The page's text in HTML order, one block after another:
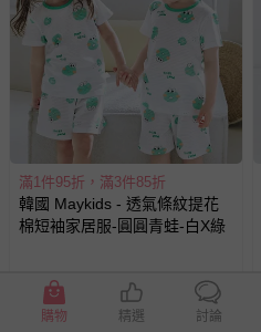
滿1件95折，滿3件85折
韓國 Maykids - 透氣條紋提花
棉短袖家居服-圓圓青蛙-白X綠
378
已售出 9
購物 精選 討論